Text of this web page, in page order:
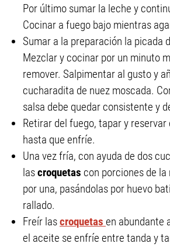
Por último sumar la leche y
Cocinar a fuego bajo mientras
Sumar a la preparación la picada
Mezclar y cocinar por un minuto
remover. Salpimentar al gusto y
cucharadita de nuez moscada.
salsa debe quedar consistente y
Retirar del fuego, tapar y reservar
hasta que enfríe.
Una vez fría, con ayuda de dos
lascroquetas con porciones de la
por una, pasándolas por huevo
rallado.
Freír lascroquetas en abundante
el aceite se enfríe entre tanda y